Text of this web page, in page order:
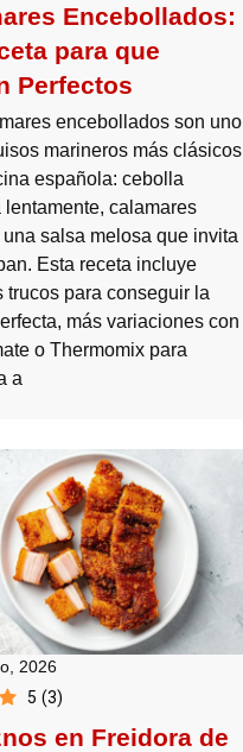
Encebollados:
para que
Perfectos
encebollados son uno
marineros más clásicos
española: cebolla
lentamente, calamares
salsa melosa que invita
Esta receta incluye
trucos para conseguir la
más variaciones con
o Thermomix para
a
2026
5 (3)
en Freidora de